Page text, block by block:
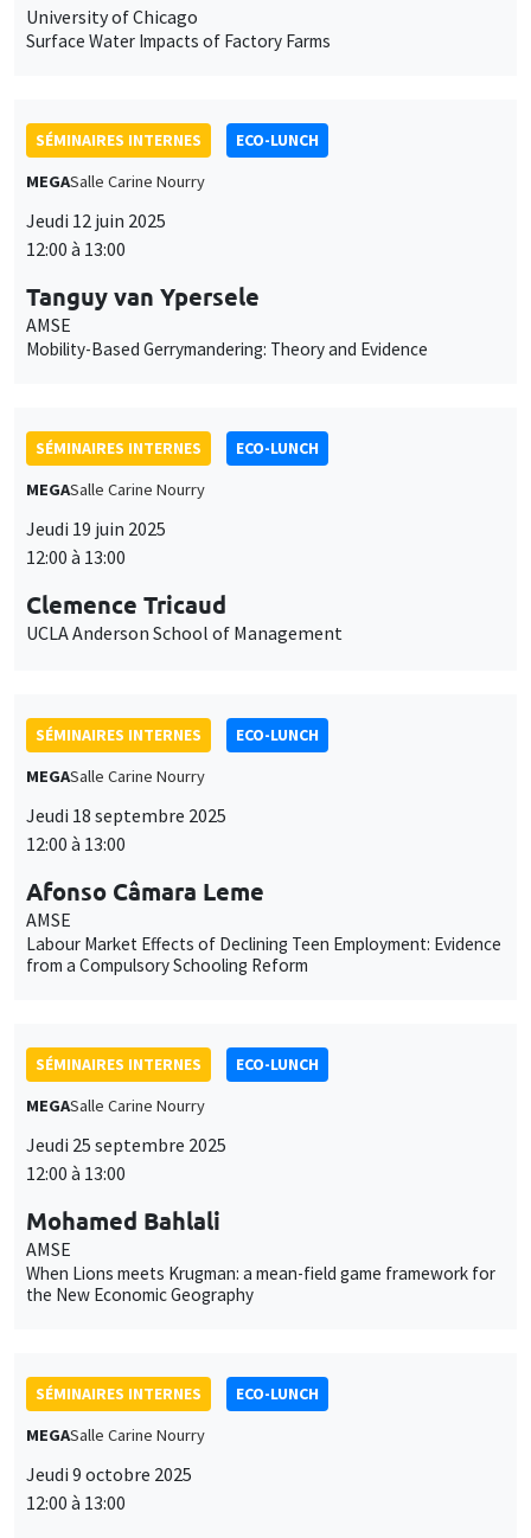
University of Chicago
Surface Water Impacts of Factory Farms
SÉMINAIRES INTERNES
ECO-LUNCH
MEGASalle Carine Nourry
Jeudi 12 juin 2025
12:00 à 13:00
Tanguy van Ypersele
AMSE
Mobility-Based Gerrymandering: Theory and Evidence
SÉMINAIRES INTERNES
ECO-LUNCH
MEGASalle Carine Nourry
Jeudi 19 juin 2025
12:00 à 13:00
Clemence Tricaud
UCLA Anderson School of Management
SÉMINAIRES INTERNES
ECO-LUNCH
MEGASalle Carine Nourry
Jeudi 18 septembre 2025
12:00 à 13:00
Afonso Câmara Leme
AMSE
Labour Market Effects of Declining Teen Employment: Evidence
from a Compulsory Schooling Reform
SÉMINAIRES INTERNES
ECO-LUNCH
MEGASalle Carine Nourry
Jeudi 25 septembre 2025
12:00 à 13:00
Mohamed Bahlali
AMSE
When Lions meets Krugman: a mean-field game framework for
the New Economic Geography
SÉMINAIRES INTERNES
ECO-LUNCH
MEGASalle Carine Nourry
Jeudi 9 octobre 2025
12:00 à 13:00